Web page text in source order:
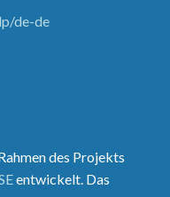
de-de
des Projekts
entwickelt. Das